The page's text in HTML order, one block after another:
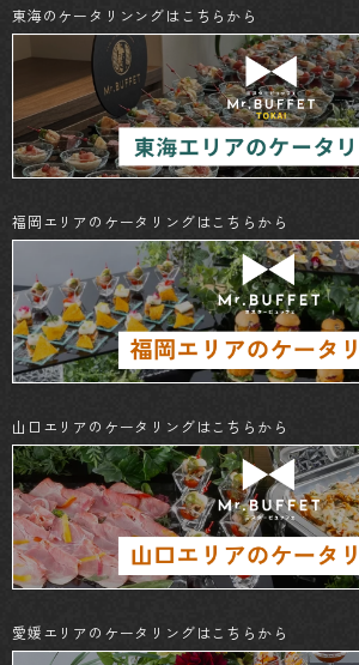
東海のケータリンングはこちらから
福岡エリアのケータリングはこちらから
山口エリアのケータリングはこちらから
愛媛エリアのケータリングはこちらから